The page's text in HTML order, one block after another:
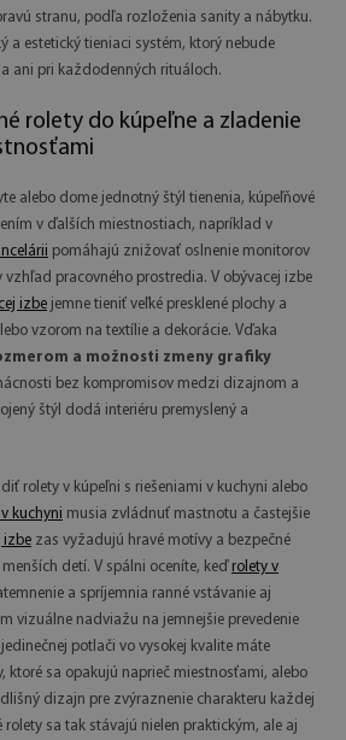
stranu, podľa rozloženia sanity a nábytku.
a estetický tieniaci systém, ktorý nebude
ani pri každodenných rituáloch.
rolety do kúpeľne a zladenie
alebo dome jednotný štýl tienenia, kúpeľňové
v ďalších miestnostiach, napríklad v
pomáhajú znižovať oslnenie monitorov
vzhľad pracovného prostredia. V obývacej izbe
izbe jemne tieniť veľké presklené plochy a
vzorom na textílie a dekorácie. Vďaka
a možnosti zmeny grafiky
bez kompromisov medzi dizajnom a
štýl dodá interiéru premyslený a
rolety v kúpeľni s riešeniami v kuchyni alebo
kuchyni musia zvládnuť mastnotu a častejšie
izbe zas vyžadujú hravé motívy a bezpečné
detí. V spálni oceníte, keď rolety v
a spríjemnia ranné vstávanie aj
vizuálne nadviažu na jemnejšie prevedenie
potlači vo vysokej kvalite máte
ktoré sa opakujú naprieč miestnosťami, alebo
dizajn pre zvýraznenie charakteru každej
rolety sa tak stávajú nielen praktickým, ale aj